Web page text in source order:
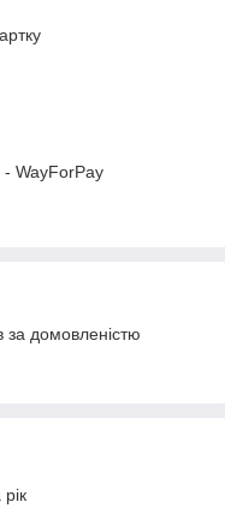
WayForPay
за домовленістю